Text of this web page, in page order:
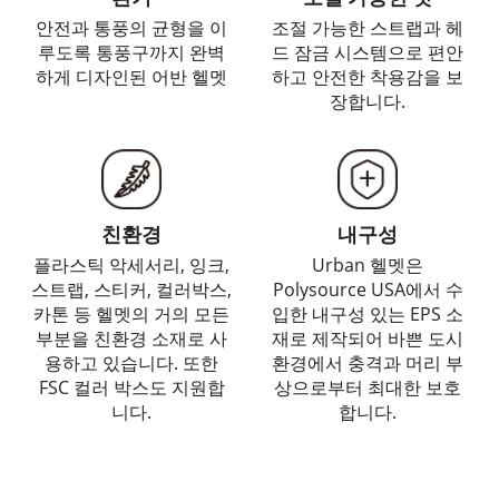
안전과 통풍의 균형을 이
루도록 통풍구까지 완벽
하게 디자인된 어반 헬멧
조절 가능한 스트랩과 헤
드 잠금 시스템으로 편안
하고 안전한 착용감을 보
장합니다.
친환경
플라스틱 악세서리, 잉크,
스트랩, 스티커, 컬러박스,
카톤 등 헬멧의 거의 모든
부분을 친환경 소재로 사
용하고 있습니다. 또한
FSC 컬러 박스도 지원합
니다.
내구성
Urban 헬멧은
Polysource USA에서 수
입한 내구성 있는 EPS 소
재로 제작되어 바쁜 도시
환경에서 충격과 머리 부
상으로부터 최대한 보호
합니다.